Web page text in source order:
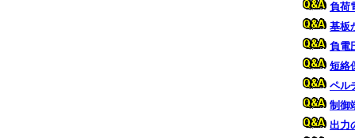
負荷
基板
負電
短絡
ペル
制御
出力